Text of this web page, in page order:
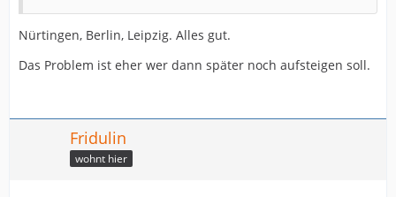
Nürtingen, Berlin, Leipzig. Alles gut.
Das Problem ist eher wer dann später noch aufsteigen soll.
Fridulin
wohnt hier